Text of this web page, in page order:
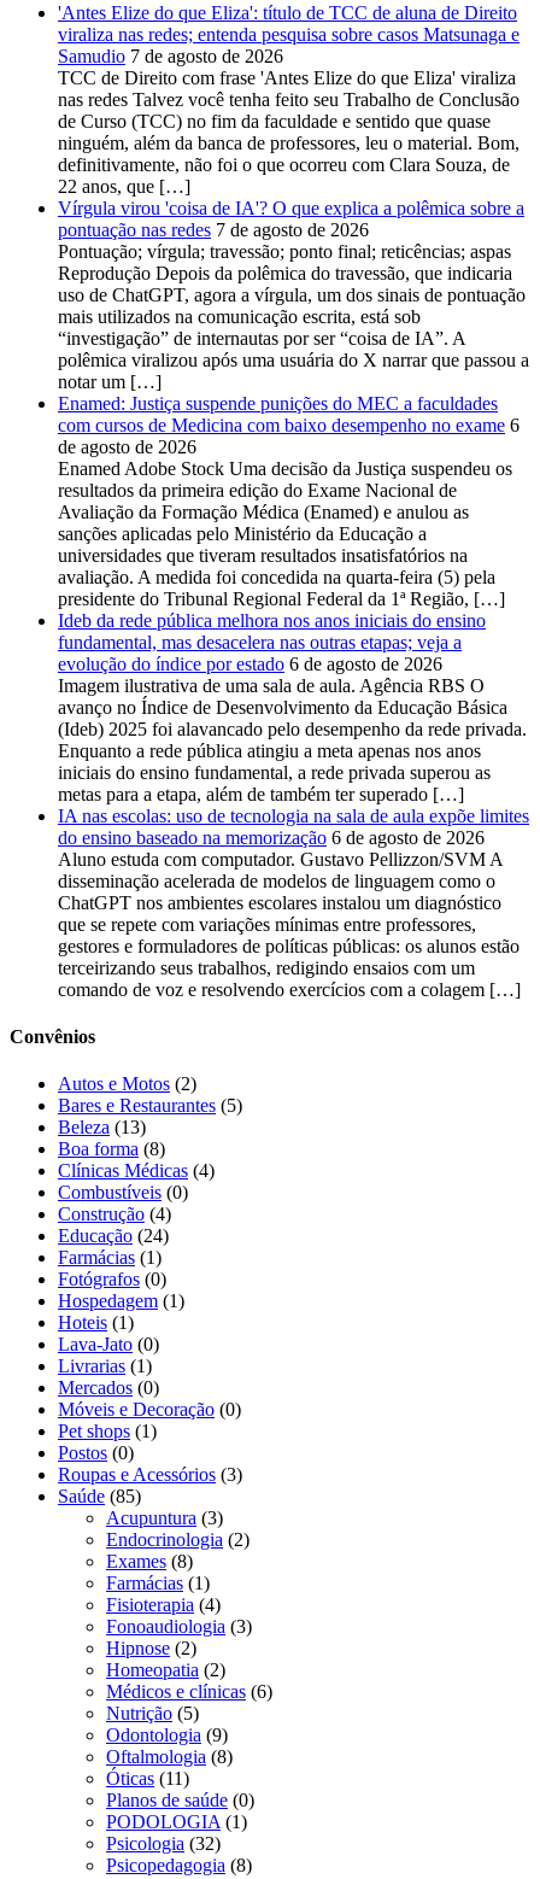
'Antes Elize do que Eliza': título de TCC de aluna de Direito
viraliza nas redes; entenda pesquisa sobre casos Matsunaga e
Samudio 7 de agosto de 2026
TCC de Direito com frase 'Antes Elize do que Eliza' viraliza
nas redes Talvez você tenha feito seu Trabalho de Conclusão
de Curso (TCC) no fim da faculdade e sentido que quase
ninguém, além da banca de professores, leu o material. Bom,
definitivamente, não foi o que ocorreu com Clara Souza, de
22 anos, que […]
Vírgula virou 'coisa de IA'? O que explica a polêmica sobre a
pontuação nas redes 7 de agosto de 2026
Pontuação; vírgula; travessão; ponto final; reticências; aspas
Reprodução Depois da polêmica do travessão, que indicaria
uso de ChatGPT, agora a vírgula, um dos sinais de pontuação
mais utilizados na comunicação escrita, está sob
“investigação” de internautas por ser “coisa de IA”. A
polêmica viralizou após uma usuária do X narrar que passou a
notar um […]
Enamed: Justiça suspende punições do MEC a faculdades
com cursos de Medicina com baixo desempenho no exame 6
de agosto de 2026
Enamed Adobe Stock Uma decisão da Justiça suspendeu os
resultados da primeira edição do Exame Nacional de
Avaliação da Formação Médica (Enamed) e anulou as
sanções aplicadas pelo Ministério da Educação a
universidades que tiveram resultados insatisfatórios na
avaliação. A medida foi concedida na quarta-feira (5) pela
presidente do Tribunal Regional Federal da 1ª Região, […]
Ideb da rede pública melhora nos anos iniciais do ensino
fundamental, mas desacelera nas outras etapas; veja a
evolução do índice por estado 6 de agosto de 2026
Imagem ilustrativa de uma sala de aula. Agência RBS O
avanço no Índice de Desenvolvimento da Educação Básica
(Ideb) 2025 foi alavancado pelo desempenho da rede privada.
Enquanto a rede pública atingiu a meta apenas nos anos
iniciais do ensino fundamental, a rede privada superou as
metas para a etapa, além de também ter superado […]
IA nas escolas: uso de tecnologia na sala de aula expõe limites
do ensino baseado na memorização 6 de agosto de 2026
Aluno estuda com computador. Gustavo Pellizzon/SVM A
disseminação acelerada de modelos de linguagem como o
ChatGPT nos ambientes escolares instalou um diagnóstico
que se repete com variações mínimas entre professores,
gestores e formuladores de políticas públicas: os alunos estão
terceirizando seus trabalhos, redigindo ensaios com um
comando de voz e resolvendo exercícios com a colagem […]
Convênios
Autos e Motos (2)
Bares e Restaurantes (5)
Beleza (13)
Boa forma (8)
Clínicas Médicas (4)
Combustíveis (0)
Construção (4)
Educação (24)
Farmácias (1)
Fotógrafos (0)
Hospedagem (1)
Hoteis (1)
Lava-Jato (0)
Livrarias (1)
Mercados (0)
Móveis e Decoração (0)
Pet shops (1)
Postos (0)
Roupas e Acessórios (3)
Saúde (85)
Acupuntura (3)
Endocrinologia (2)
Exames (8)
Farmácias (1)
Fisioterapia (4)
Fonoaudiologia (3)
Hipnose (2)
Homeopatia (2)
Médicos e clínicas (6)
Nutrição (5)
Odontologia (9)
Oftalmologia (8)
Óticas (11)
Planos de saúde (0)
PODOLOGIA (1)
Psicologia (32)
Psicopedagogia (8)